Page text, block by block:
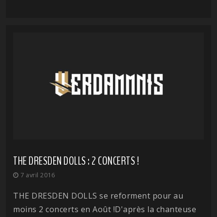
THE DRESDEN DOLLS : 2 CONCERTS !
7 avril 2016
THE DRESDEN DOLLS se reforment pour au
moins 2 concerts en Août !D'après la chanteuse